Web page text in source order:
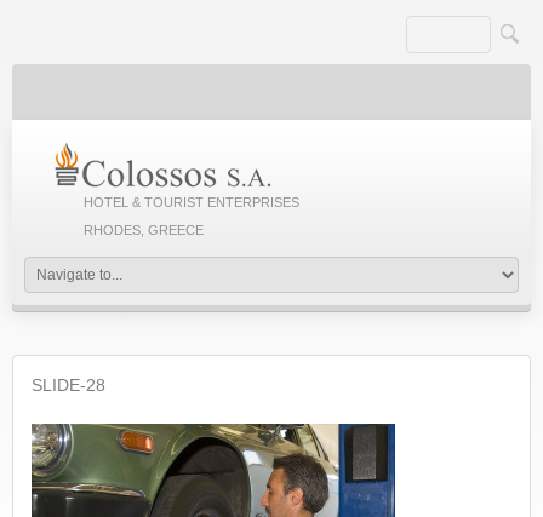
HOTEL & TOURIST ENTERPRISES
RHODES, GREECE
SLIDE-28